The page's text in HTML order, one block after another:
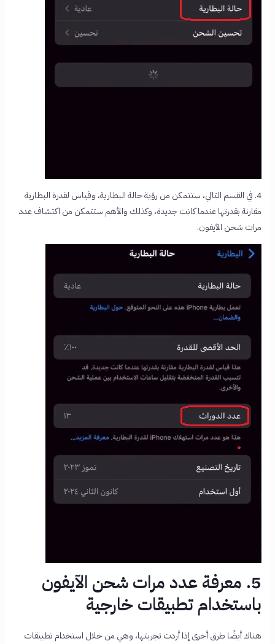
4. في القسم التالي، ستتمكن من رؤية حالة البطارية، وقياس لقدرة البطارية
مقارنة بقدرتها عندما كانت جديدة، وكذلك والأهم ستتمكن من اكتشاف عدد
مرات شحن الآيفون.
5. معرفة عدد مرات شحن الآيفون
باستخدام تطبيقات خارجية
هناك أيضًا طرق أخرى إذا أردت تجربتها، وهي من خلال استخدام تطبيقات